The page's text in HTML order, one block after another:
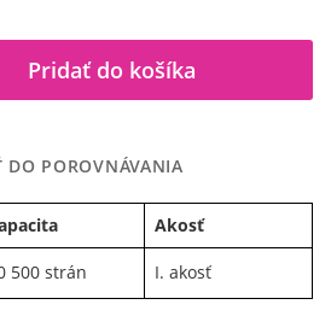
Pridať do košíka
DO POROVNÁVANIA
Akosť
500 strán I. akosť